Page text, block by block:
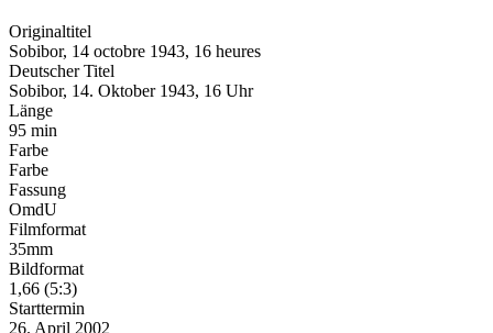
Originaltitel
Sobibor, 14 octobre 1943, 16 heures
Deutscher Titel
Sobibor, 14. Oktober 1943, 16 Uhr
Länge
95 min
Farbe
Farbe
Fassung
OmdU
Filmformat
35mm
Bildformat
1,66 (5:3)
Starttermin
26. April 2002